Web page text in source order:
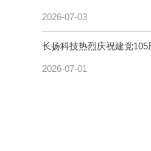
2026-07-03
长扬科技热烈庆祝建党105
2026-07-01